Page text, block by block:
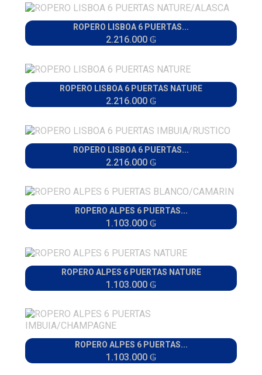
ROPERO LISBOA 6 PUERTAS...
2.216.000 ₲
ROPERO LISBOA 6 PUERTAS NATURE
2.216.000 ₲
ROPERO LISBOA 6 PUERTAS...
2.216.000 ₲
ROPERO ALPES 6 PUERTAS...
1.103.000 ₲
ROPERO ALPES 6 PUERTAS NATURE
1.103.000 ₲
ROPERO ALPES 6 PUERTAS...
1.103.000 ₲